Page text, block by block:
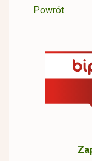
Powrót